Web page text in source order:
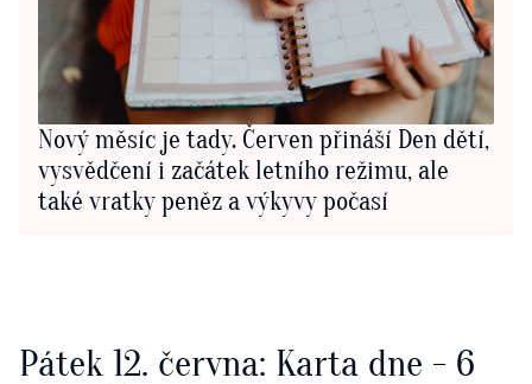
Nový měsíc je tady. Červen přináší Den dětí,
vysvědčení i začátek letního režimu, ale
také vratky peněz a výkyvy počasí
Pátek 12. června: Karta dne - 6